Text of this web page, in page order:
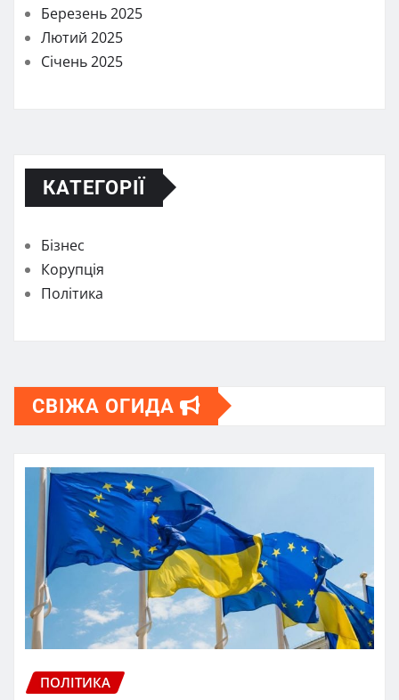
Березень 2025
Лютий 2025
Січень 2025
КАТЕГОРІЇ
Бізнес
Корупція
Політика
СВІЖА ОГИДА
ПОЛІТИКА